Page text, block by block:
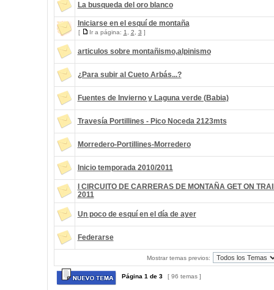
La busqueda del oro blanco
Iniciarse en el esquí de montaña
[ Ir a página: 1 2 3 ]
articulos sobre montañismo,alpinismo
¿Para subir al Cueto Arbás...?
Fuentes de Invierno y Laguna verde (Babia)
Travesía Portillines - Pico Noceda 2123mts
Morredero-Portillines-Morredero
Inicio temporada 2010/2011
I CIRCUITO DE CARRERAS DE MONTAÑA GET ON
2011
Un poco de esquí en el día de ayer
Federarse
Mostrar temas previos:
Página 1 de 3 [ 96 temas ]